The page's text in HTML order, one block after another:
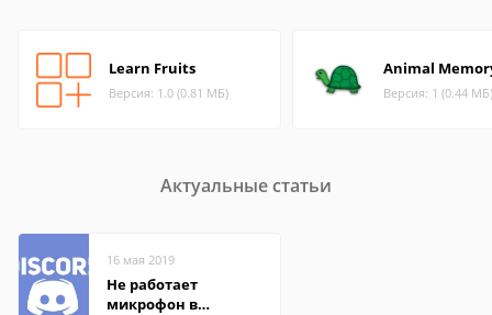
Learn Fruits
Версия: 1.0 (0.81 МБ)
Animal
Версия: 1 (0.44 МБ)
Актуальные статьи
16 мая 2019
Не работает
микрофон в